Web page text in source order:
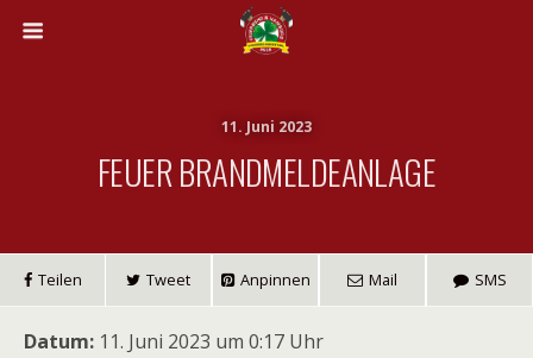
11. Juni 2023
FEUER BRANDMELDEANLAGE
Teilen Tweet Anpinnen Mail SMS
Datum: 11. Juni 2023 um 0:17 Uhr